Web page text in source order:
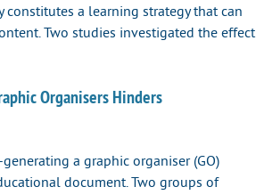
a learning strategy that can
Two studies investigated the effect
Organisers Hinders
a graphic organiser (GO)
document. Two groups of